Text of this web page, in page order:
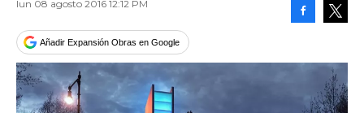
lun 08 agosto 2016 12:12 PM
Añadir Expansión Obras en Google